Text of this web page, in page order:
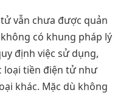
vẫn chưa được quản
có khung pháp lý
định việc sử dụng,
loại tiền điện tử như
khác. Mặc dù không